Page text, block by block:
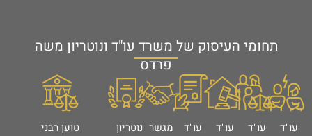
תחומי העיסוק של משרד עו"ד ונוטריון משה
פרדס
עו"ד
עו"ד
עו"ד
מגשר
נוטריון טוען רבני